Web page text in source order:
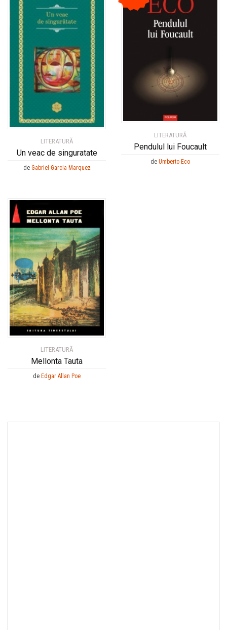
LITERATURĂ
Un veac de singuratate
de Gabriel Garcia Marquez
LITERATURĂ
Pendulul lui Foucault
de Umberto Eco
LITERATURĂ
Mellonta Tauta
de Edgar Allan Poe